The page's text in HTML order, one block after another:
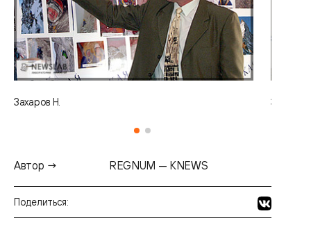
Захаров Н. Захаров
Автор → REGNUM — KNEWS
Поделиться: